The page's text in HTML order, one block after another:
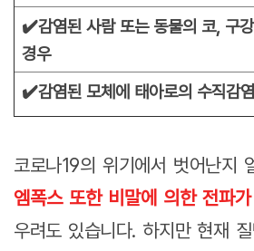
✔️감염된 사람 또는 동물의 코, 구
경우
✔️감염된 모체에 태아로의 수직감염
코로나19의 위기에서 벗어난지
엠폭스 또한 비말에 의한 전파
우려도 있습니다. 하지만 현재